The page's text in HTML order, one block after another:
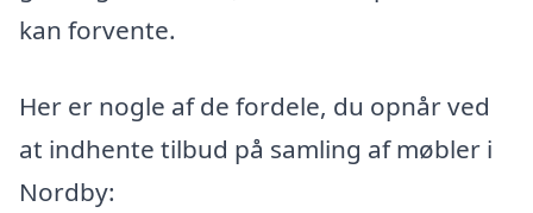
kan forvente.
Her er nogle af de fordele, du opnår ved
at indhente tilbud på samling af møbler i
Nordby: